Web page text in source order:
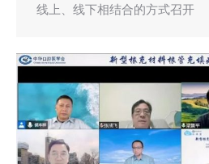
线上、线下相结合的方式召开